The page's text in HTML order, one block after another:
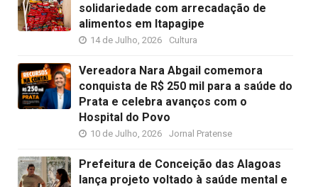
solidariedade com arrecadação de
alimentos em Itapagipe
14 de Julho, 2026 Cultura
Vereadora Nara Abgail comemora
conquista de R$ 250 mil para a saúde do
Prata e celebra avanços com o
Hospital do Povo
10 de Julho, 2026 Jornal Pratense
Prefeitura de Conceição das Alagoas
lança projeto voltado à saúde mental e